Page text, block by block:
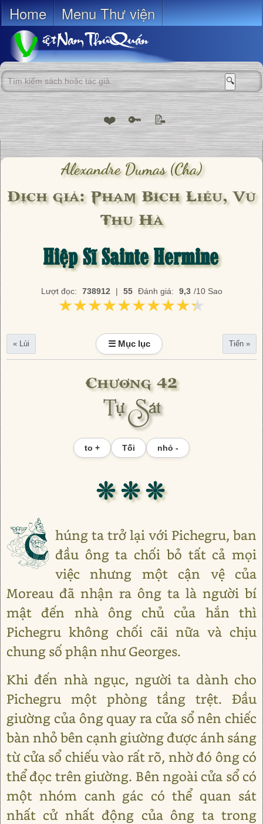
Home Menu Thư viện
🔍
❤️ 🔑 📝
Alexandre Dumas (cha)
Dịch giả: Phạm Bích Liễu, Vũ
Thu Hà
Hiệp Sĩ Sainte Hermine
Lượt đọc: 738912 | 55 Đánh giá: 9,3 /10 Sao
★★★★★★★★★★
★★★★★★★★★★
« Lùi ☰ Mục lục Tiến »
Chương 42
Tự Sát
to + Tối nhỏ -
❊ ❊ ❊
C húng ta trở lại với Pichegru, ban
đầu ông ta chối bỏ tất cả mọi
việc nhưng một cận vệ của
Moreau đã nhận ra ông ta là người bí
mật đến nhà ông chủ của hắn thì
Pichegru không chối cãi nữa và chịu
chung số phận như Georges.
Khi đến nhà ngục, người ta dành cho
Pichegru một phòng tầng trệt. Đầu
giường của ông quay ra cửa sổ nên chiếc
bàn nhỏ bên cạnh giường được ánh sáng
từ cửa sổ chiếu vào rất rõ, nhờ đó ông có
thể đọc trên giường. Bên ngoài cửa sổ có
một nhóm canh gác có thể quan sát
nhất cử nhất động của ông ta trong